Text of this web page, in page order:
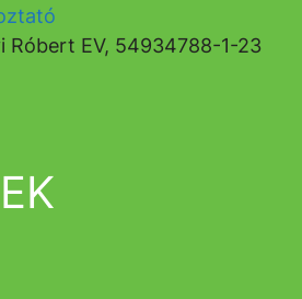
Róbert EV, 54934788-1-23